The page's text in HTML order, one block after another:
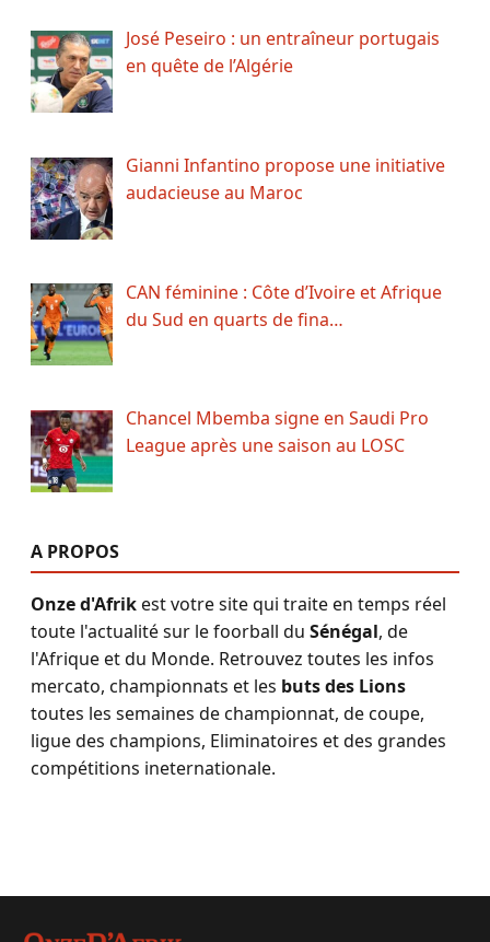
José Peseiro : un entraîneur portugais
en quête de l’Algérie
Gianni Infantino propose une initiative
audacieuse au Maroc
CAN féminine : Côte d’Ivoire et Afrique
du Sud en quarts de fina…
Chancel Mbemba signe en Saudi Pro
League après une saison au LOSC
A PROPOS
Onze d'Afrikest votre site qui traite en temps réel
toute l'actualité sur le foorball du Sénégal, de
l'Afrique et du Monde. Retrouvez toutes les infos
mercato, championnats et les buts des Lions
toutes les semaines de championnat, de coupe,
ligue des champions, Eliminatoires et des grandes
compétitions ineternationale.